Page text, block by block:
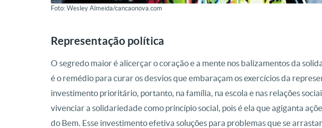
Foto: Wesley Almeida/cancaonova.com
Representação política
O segredo maior é alicerçar o coração e a mente nos balizamentos da
é o remédio para curar os desvios que embaraçam os exercícios da
investimento prioritário, portanto, na família, na escola e nas relações
vivenciar a solidariedade como princípio social, pois é ela que agiganta
do Bem. Esse investimento efetiva soluções para problemas que se